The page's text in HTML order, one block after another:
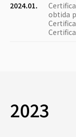
2024.01.
obtida
2023